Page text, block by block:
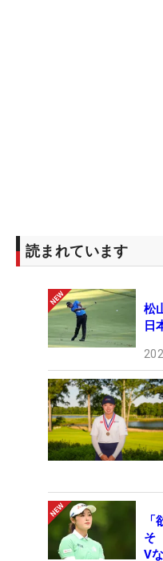
読まれています
松
日
そ
V